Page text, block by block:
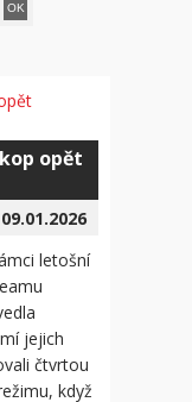
opět
09.01.2026
letošní
jejich
čtvrtou
když